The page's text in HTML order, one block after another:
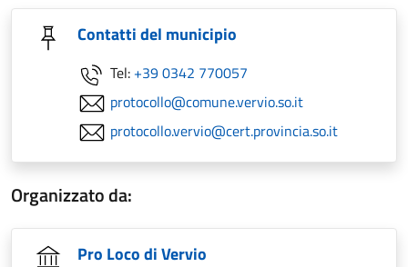
Contatti del municipio
Tel: +39 0342 770057
protocollo@comune.vervio.so.it
protocollo.vervio@cert.provincia.so.it
Organizzato da:
Pro Loco di Vervio